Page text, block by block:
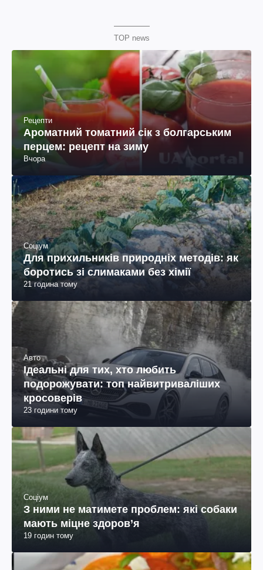
TOP news
Рецепти
Ароматний томатний сік з болгарським
перцем: рецепт на зиму
Вчора
Соціум
Для прихильників природніх методів: як
боротись зі слимаками без хімії
21 година тому
Авто
Ідеальні для тих, хто любить
подорожувати: топ найвитриваліших
кросоверів
23 години тому
Соціум
З ними не матимете проблем: які собаки
мають міцне здоров’я
19 годин тому